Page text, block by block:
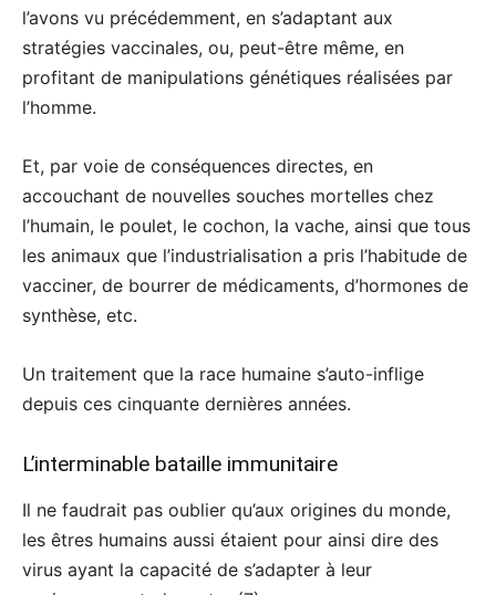
l’avons vu précédemment, en s’adaptant aux
stratégies vaccinales, ou, peut-être même, en
profitant de manipulations génétiques réalisées par
l’homme.
Et, par voie de conséquences directes, en
accouchant de nouvelles souches mortelles chez
l’humain, le poulet, le cochon, la vache, ainsi que tous
les animaux que l’industrialisation a pris l’habitude de
vacciner, de bourrer de médicaments, d’hormones de
synthèse, etc.
Un traitement que la race humaine s’auto-inflige
depuis ces cinquante dernières années.
L’interminable bataille immunitaire
Il ne faudrait pas oublier qu’aux origines du monde,
les êtres humains aussi étaient pour ainsi dire des
virus ayant la capacité de s’adapter à leur